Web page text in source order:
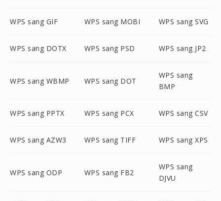
WPS sang GIF WPS sang MOBI WPS sang SVG
WPS sang DOTX WPS sang PSD WPS sang JP2
WPS sang WBMP WPS sang DOT
WPS sang
BMP
WPS sang PPTX WPS sang PCX WPS sang CSV
WPS sang AZW3 WPS sang TIFF WPS sang XPS
WPS sang ODP WPS sang FB2
WPS sang
DJVU